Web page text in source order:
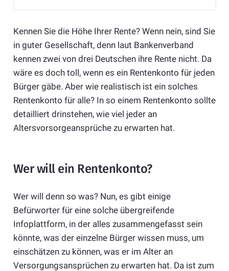
Kennen Sie die Höhe Ihrer Rente? Wenn nein, sind Sie
in guter Gesellschaft, denn laut Bankenverband
kennen zwei von drei Deutschen ihre Rente nicht. Da
wäre es doch toll, wenn es ein Rentenkonto für jeden
Bürger gäbe. Aber wie realistisch ist ein solches
Rentenkonto für alle? In so einem Rentenkonto sollte
detailliert drinstehen, wie viel jeder an
Altersvorsorgeansprüche zu erwarten hat.
Wer will ein Rentenkonto?
Wer will denn so was? Nun, es gibt einige
Befürworter für eine solche übergreifende
Infoplattform, in der alles zusammengefasst sein
könnte, was der einzelne Bürger wissen muss, um
einschätzen zu können, was er im Alter an
Versorgungsansprüchen zu erwarten hat. Da ist zum